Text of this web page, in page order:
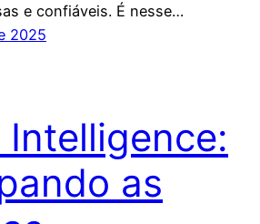
e confiáveis. É nesse…
2025
as